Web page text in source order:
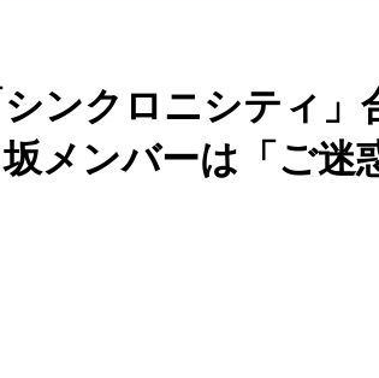
ンクロニシティ」
メンバーは「ご迷